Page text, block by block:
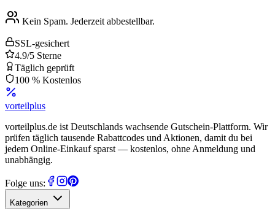
Kein Spam. Jederzeit abbestellbar.
SSL-gesichert
4.9/5 Sterne
Täglich geprüft
100 % Kostenlos
vorteilplus
vorteilplus.de ist Deutschlands wachsende Gutschein-Plattform. Wir
prüfen täglich tausende Rabattcodes und Aktionen, damit du bei
jedem Online-Einkauf sparst — kostenlos, ohne Anmeldung und
unabhängig.
Folge uns:
Kategorien